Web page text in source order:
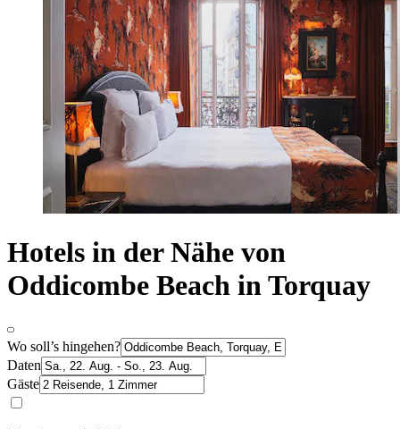
Hotels in der Nähe von
Oddicombe Beach in Torquay
Wo soll’s hingehen?
Daten
Gäste